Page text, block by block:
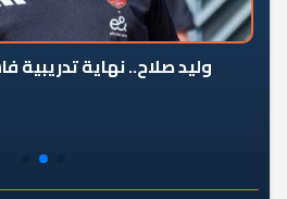
وليد صلاح.. نهاية تدريبية